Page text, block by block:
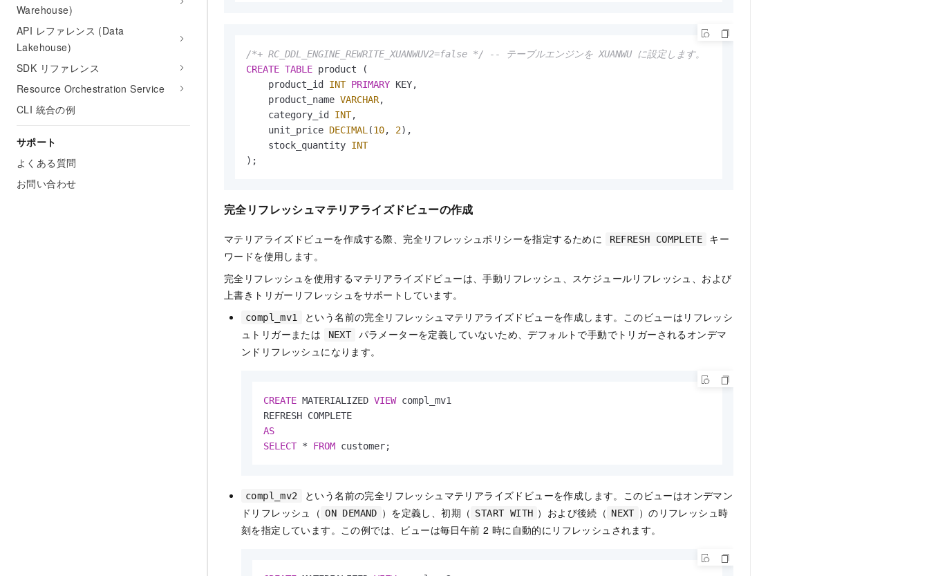
Warehouse)
API レファレンス (Data
Lakehouse)
SDK リファレンス
Resource Orchestration Service
CLI 統合の例
サポート
よくある質問
お問い合わせ
/*+ RC_DDL_ENGINE_REWRITE_XUANWUV2=false */
-- テーブルエンジンを XUANWU に設定します。
CREATE TABLE product (
    product_id
INT PRIMARY KEY,
    product_name
VARCHAR,
    category_id
INT,
    unit_price
DECIMAL(10, 2),
    stock_quantity
INT
);
完全リフレッシュマテリアライズドビューの作成
マテリアライズドビューを作成する際、完全リフレッシュポリシーを指定するために REFRESH COMPLETE
キー
ワードを使用します。
完全リフレッシュを使用するマテリアライズドビューは、手動リフレッシュ、スケジュールリフレッシュ、および
上書きトリガーリフレッシュをサポートしています。
compl_mv1
という名前の完全リフレッシュマテリアライズドビューを作成します。このビューはリフレッシ
ュトリガーまたは
NEXT
パラメーターを定義していないため、デフォルトで手動でトリガーされるオンデマ
ンドリフレッシュになります。
CREATE MATERIALIZED VIEW compl_mv1
AS
SELECT * FROM customer;
compl_mv2
という名前の完全リフレッシュマテリアライズドビューを作成します。このビューはオンデマン
ドリフレッシュ（ ON DEMAND ）を定義し、初期（ START WITH ）および後続（ NEXT ）のリフレッシュ時
刻を指定しています。この例では、ビューは毎日午前 2 時に自動的にリフレッシュされます。